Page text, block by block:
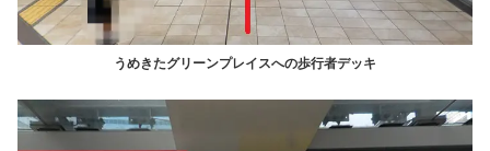
うめきたグリーンプレイスへの歩行者デッキ